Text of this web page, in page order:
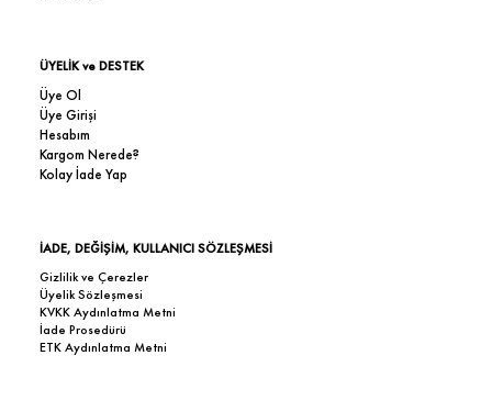
ÜYELİK ve DESTEK
Üye Ol
Üye Girişi
Hesabım
Kargom Nerede?
Kolay İade Yap
İADE, DEĞİŞİM, KULLANICI SÖZLEŞMESİ
Gizlilik ve Çerezler
Üyelik Sözleşmesi
KVKK Aydınlatma Metni
İade Prosedürü
ETK Aydınlatma Metni